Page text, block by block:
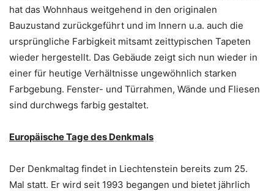
hat das Wohnhaus weitgehend in den originalen
Bauzustand zurückgeführt und im Innern u.a. auch die
ursprüngliche Farbigkeit mitsamt zeittypischen Tapeten
wieder hergestellt. Das Gebäude zeigt sich nun wieder in
einer für heutige Verhältnisse ungewöhnlich starken
Farbgebung. Fenster- und Türrahmen, Wände und Fliesen
sind durchwegs farbig gestaltet.
Europäische Tage des Denkmals
Der Denkmaltag findet in Liechtenstein bereits zum 25.
Mal statt. Er wird seit 1993 begangen und bietet jährlich